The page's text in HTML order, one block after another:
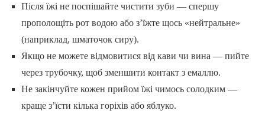
Після їжі не поспішайте чистити зуби — спершу
прополощіть рот водою або з’їжте щось «нейтральне»
(наприклад, шматочок сиру).
Якщо не можете відмовитися від кави чи вина — пийте
через трубочку, щоб зменшити контакт з емаллю.
Не закінчуйте кожен прийом їжі чимось солодким —
краще з’їсти кілька горіхів або яблуко.